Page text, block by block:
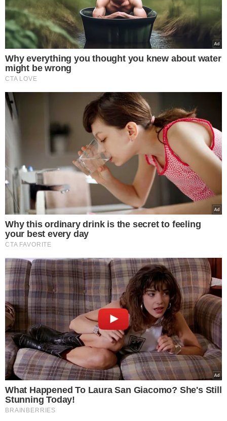
Why everything you thought you knew about water
might be wrong
CTA LOVE
Why this ordinary drink is the secret to feeling
your best every day
CTA FAVORITE
What Happened To Laura San Giacomo? She's Still
Stunning Today!
BRAINBERRIES